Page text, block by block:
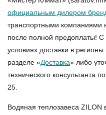
официальным дилером
транспортными компаниями
после полной предоплаты!
условиях доставки в
разделе «Доставка» либо
технического
25.
Водяная теплозавеса ZILON